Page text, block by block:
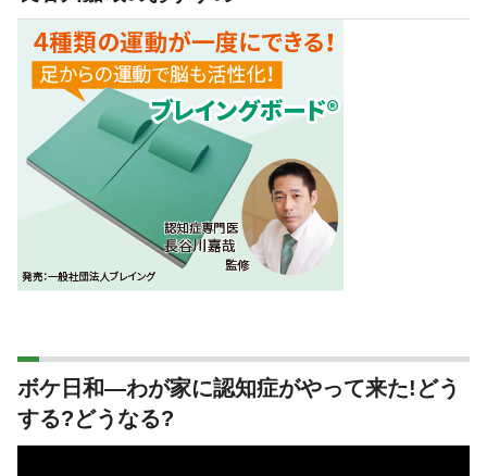
ボケ日和―わが家に認知症がやって来た!どう
する?どうなる?